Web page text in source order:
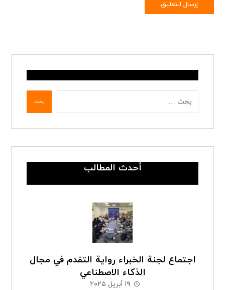
إرسال التعليق
بحث
أحدث المطالب
اجتماع لجنة الخبراء رواية التقدم في مجال
الذكاء الاصطناعي
١٩ أبريل ٢٠٢٥